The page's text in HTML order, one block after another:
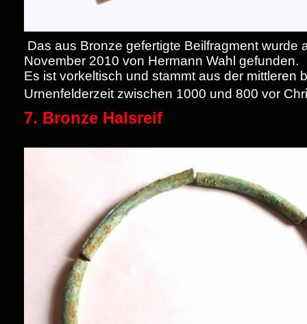
Das aus Bronze gefertigte Beilfragment wurde
November 2010 von Hermann Wahl gefunden.
Es ist vorkeltisch und stammt aus der mittleren
Urnenfelderzeit zwischen 1000 und 800 vor
7. Bronze Halsreif